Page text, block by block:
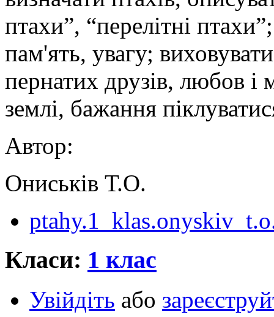
птахи”, “перелітні
пам'ять, увагу;
пернатих друзів, любов і
землі, бажання
Автор:
Ониськів Т.О.
Класи: 1 клас
Увійдіть або